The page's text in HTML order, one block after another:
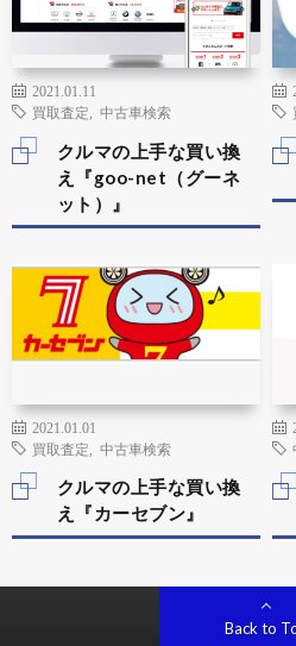
2021.01.11
買取査定
中古車検索
クルマの上手な買い換
え『goo-net（グーネ
ット）』
2021.01.01
買取査定
中古車検索
クルマの上手な買い換
え『カーセブン』
Back to